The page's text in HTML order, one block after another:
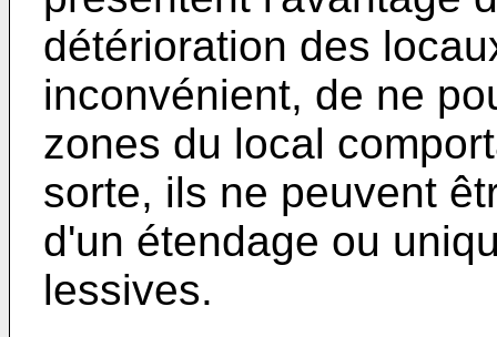
détérioration des
inconvénient, de ne
zones du local
sorte, ils ne peuvent
d'un étendage ou
lessives.